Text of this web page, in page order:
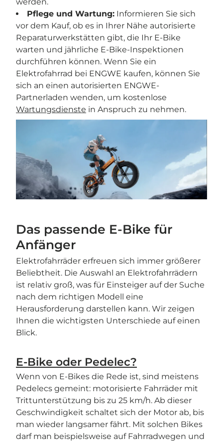
werden.
Pflege und Wartung: Informieren Sie sich
vor dem Kauf, ob es in Ihrer Nähe autorisierte
Reparaturwerkstätten gibt, die Ihr E-Bike
warten und jährliche E-Bike-Inspektionen
durchführen können. Wenn Sie ein
Elektrofahrrad bei ENGWE kaufen, können Sie
sich an einen autorisierten ENGWE-
Partnerladen wenden, um kostenlose
Wartungsdienste in Anspruch zu nehmen.
Das passende E-Bike für
Anfänger
Elektrofahrräder erfreuen sich immer größerer
Beliebtheit. Die Auswahl an Elektrofahrrädern
ist relativ groß, was für Einsteiger auf der Suche
nach dem richtigen Modell eine
Herausforderung darstellen kann. Wir zeigen
Ihnen die wichtigsten Unterschiede auf einen
Blick.
E-Bike oder Pedelec?
Wenn von E-Bikes die Rede ist, sind meistens
Pedelecs gemeint: motorisierte Fahrräder mit
Trittunterstützung bis zu 25 km/h. Ab dieser
Geschwindigkeit schaltet sich der Motor ab, bis
man wieder langsamer fährt. Mit solchen Bikes
darf man beispielsweise auf Fahrradwegen und